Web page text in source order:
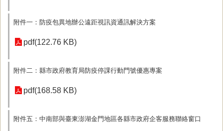
附件一：防疫包異地辦公遠距視訊資通訊解決方案
pdf(122.76 KB)
附件二：縣市政府教育局防疫停課行動門號優惠專案
pdf(168.58 KB)
附件五：中南部與臺東澎湖金門地區各縣市政府企客服務聯絡窗口